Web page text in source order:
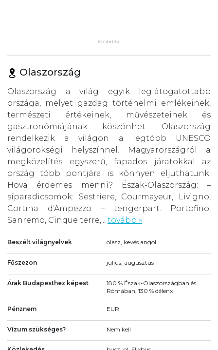
Olaszország
Olaszország a világ egyik leglátogatottabb
országa, melyet gazdag történelmi emlékeinek,
természeti értékeinek, művészeteinek és
gasztronómiájának köszönhet. Olaszország
rendelkezik a világon a legtöbb UNESCO
világörökségi helyszínnel. Magyarországról a
megközelítés egyszerű, fapados járatokkal az
ország több pontjára is könnyen eljuthatunk.
Hova érdemes menni? Észak-Olaszország: –
síparadicsomok: Sestriere, Courmayeur, Livigno,
Cortina d’Ampezzo – tengerpart: Portofino,
Sanremo, Cinque terre,... tovább »
Beszélt világnyelvek olasz, kevés angol
Főszezon július, augusztus
Árak Budapesthez képest
180 % Észak-Olaszországban és
Rómában, 130 % délenx
Pénznem EUR
Vízum szükséges? Nem kell